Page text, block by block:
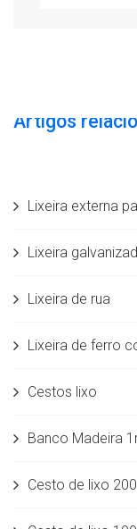
Artigos
Lixeira externa
Lixeira
Lixeira de rua
Lixeira de ferro
Cestos lixo
Banco Madeira
Cesto de lixo